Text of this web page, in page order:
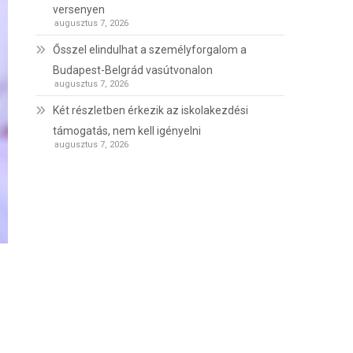
versenyen
augusztus 7, 2026
Ősszel elindulhat a személyforgalom a
Budapest-Belgrád vasútvonalon
augusztus 7, 2026
Két részletben érkezik az iskolakezdési
támogatás, nem kell igényelni
augusztus 7, 2026